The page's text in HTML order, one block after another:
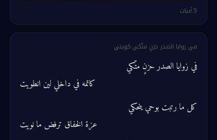
5أبيات
في زوايا الصدر حزنٍ متّكي·كويتي
في زوايا الصدر حزنٍ متّكي
كاتمه في داخلي لين انطويت
كل ما رتبت بوحي ينحكي
عزة الخفاق ترفض ما نويت